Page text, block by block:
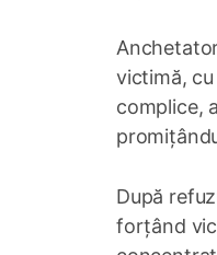
victimă,
complice,
După
forțând